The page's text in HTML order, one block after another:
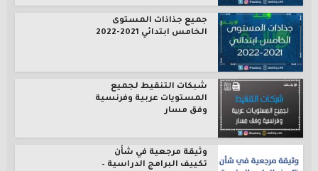
جميع جذاذات المستوى
الخامس ابتدائي 2021-2022
شبكات التنقيط لجميع
المستويات عربية وفرنسية
وفق مسار
وثيقة مرجعية في شأن
تكييف البرامج الدراسية –